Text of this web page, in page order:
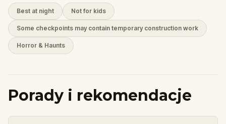
Best at night Not for kids
Some checkpoints may contain temporary construction work
Horror & Haunts
Porady i rekomendacje